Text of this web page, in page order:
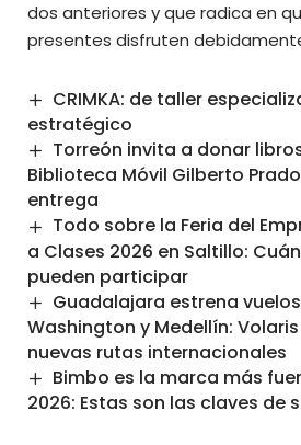
dos anteriores y que radica en
presentes disfruten
CRIMKA: de taller
estratégico
Torreón invita a donar
Biblioteca Móvil Gilberto
entrega
Todo sobre la Feria del
a Clases 2026 en Saltillo:
pueden participar
Guadalajara estrena
Washington y Medellín:
nuevas rutas internacionales
Bimbo es la marca más
2026: Estas son las claves de